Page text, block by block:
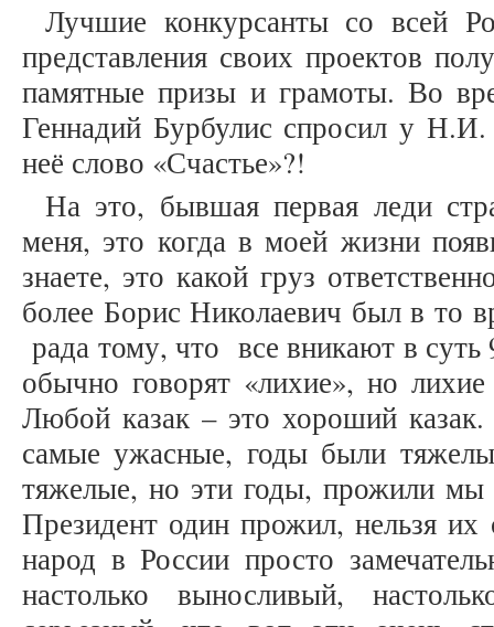
Лучшие конкурсанты со всей
представления своих проектов
памятные призы и грамоты. Во
Геннадий Бурбулис спросил у
неё слово «Счастье»?!
На это, бывшая первая леди
меня, это когда в моей жизни
знаете, это какой груз
более Борис Николаевич был в то
рада тому, что все вникают в
обычно говорят «лихие», но
Любой казак – это хороший
самые ужасные, годы были
тяжелые, но эти годы, прожили
Президент один прожил, нельзя
народ в России просто
настолько выносливый,